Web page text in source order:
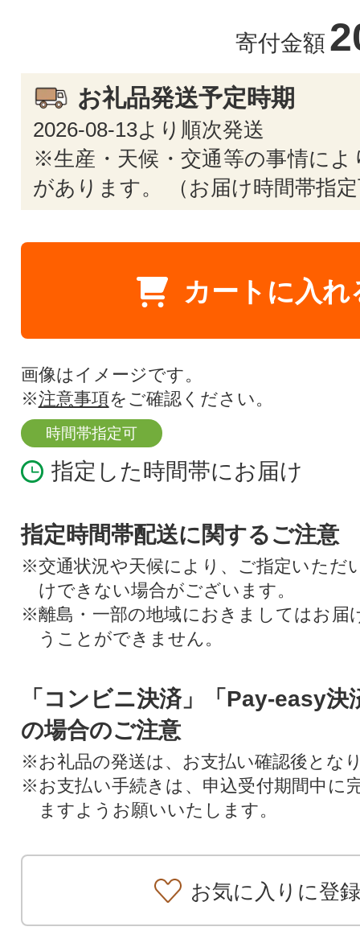
寄付金額
お礼品発送予定時期
2026-08-13より順次発送
※生産・天候・交通等の事情によ
があります。 （お届け時間帯指
カートに入れ
画像はイメージです。
※注意事項をご確認ください。
時間帯指定可
指定した時間帯にお届け
指定時間帯配送に関するご注意
※交通状況や天候により、ご指定いただ
けできない場合がございます。
※離島・一部の地域におきましてはお届
うことができません。
「コンビニ決済」「Pay-easy決
の場合のご注意
※お礼品の発送は、お支払い確認後とな
※お支払い手続きは、申込受付期間中に
ますようお願いいたします。
お気に入りに登録